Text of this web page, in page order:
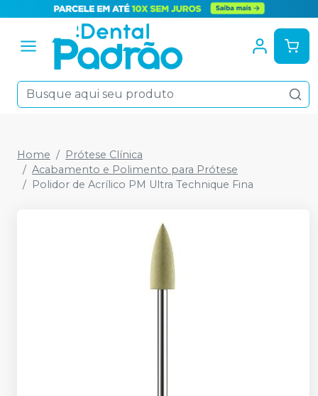
Home
Prótese Clínica
Acabamento e Polimento para Prótese
Polidor de Acrílico PM Ultra Technique Fina